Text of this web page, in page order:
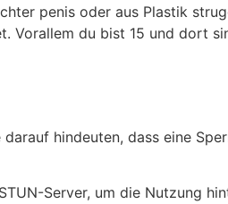
penis oder aus Plastik
Vorallem du bist 15 und dort
hindeuten, dass eine
Server, um die Nutzung